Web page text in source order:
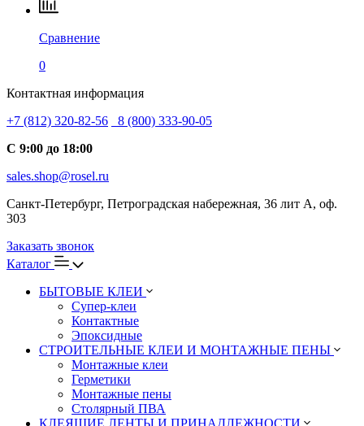
Сравнение
0
Контактная информация
+7 (812) 320-82-56
8 (800) 333-90-05
С 9:00 до 18:00
sales.shop@rosel.ru
Санкт-Петербург, Петроградская набережная, 36 лит А, оф.
303
Заказать звонок
Каталог
БЫТОВЫЕ КЛЕИ
Супер-клеи
Контактные
Эпоксидные
СТРОИТЕЛЬНЫЕ КЛЕИ И МОНТАЖНЫЕ ПЕНЫ
Монтажные клеи
Герметики
Монтажные пены
Столярный ПВА